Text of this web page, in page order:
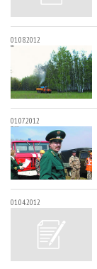
01.08.2012
01.07.2012
01.04.2012